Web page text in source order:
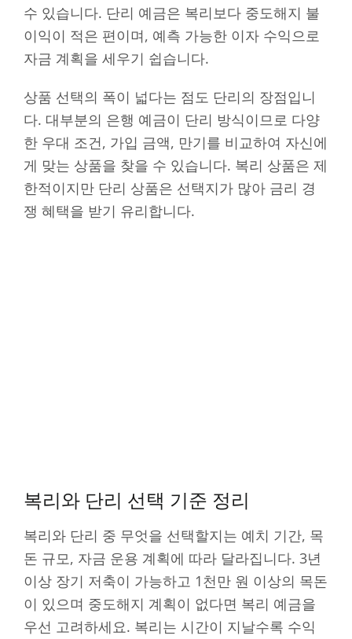
수 있습니다. 단리 예금은 복리보다 중도해지 불
이익이 적은 편이며, 예측 가능한 이자 수익으로
자금 계획을 세우기 쉽습니다.
상품 선택의 폭이 넓다는 점도 단리의 장점입니
다. 대부분의 은행 예금이 단리 방식이므로 다양
한 우대 조건, 가입 금액, 만기를 비교하여 자신에
게 맞는 상품을 찾을 수 있습니다. 복리 상품은 제
한적이지만 단리 상품은 선택지가 많아 금리 경
쟁 혜택을 받기 유리합니다.
복리와 단리 선택 기준 정리
복리와 단리 중 무엇을 선택할지는 예치 기간, 목
돈 규모, 자금 운용 계획에 따라 달라집니다. 3년
이상 장기 저축이 가능하고 1천만 원 이상의 목돈
이 있으며 중도해지 계획이 없다면 복리 예금을
우선 고려하세요. 복리는 시간이 지날수록 수익